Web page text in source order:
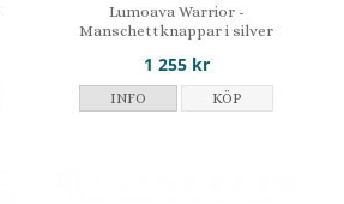
Lumoava Warrior -
Manschettknappar i silver
1 255 kr
INFO KÖP